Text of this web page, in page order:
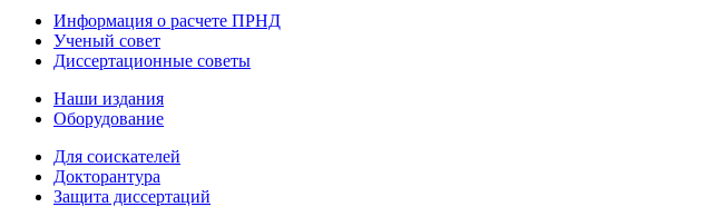
Информация о расчете ПРНД
Ученый совет
Диссертационные советы
Наши издания
Оборудование
Для соискателей
Докторантура
Защита диссертаций